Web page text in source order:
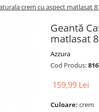
crem cu aspect matlasat
Geantă
matlasat
Azzura
Cod Produs:
159,99 Lei
Culoare: crem